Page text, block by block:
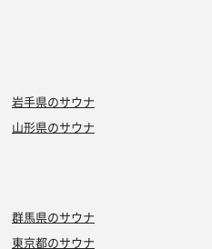
岩手県のサウナ
山形県のサウナ
群馬県のサウナ
東京都のサウナ